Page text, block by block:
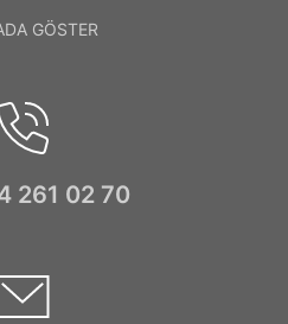
GÖSTER
261 02 70